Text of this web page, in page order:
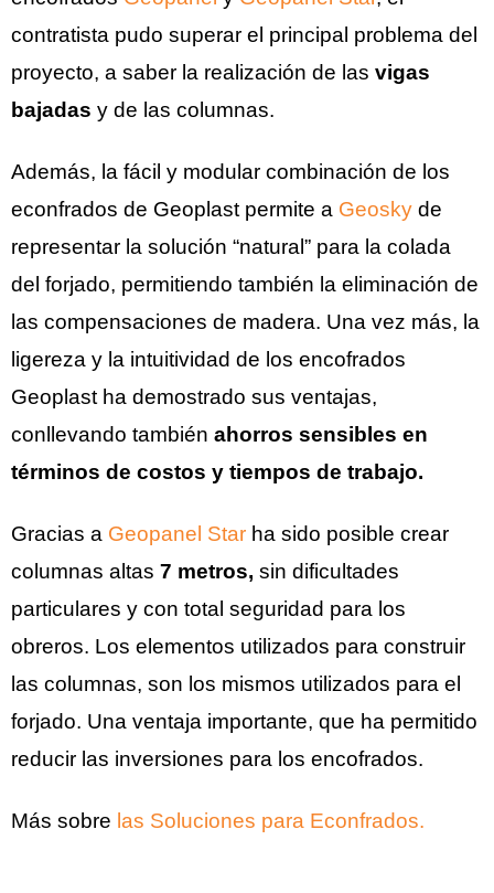
contratista pudo superar el principal problema del
proyecto, a saber la realización de las vigas
bajadas y de las columnas.
Además, la fácil y modular combinación de los
econfrados de Geoplast permite a Geosky de
representar la solución “natural” para la colada
del forjado, permitiendo también la eliminación de
las compensaciones de madera. Una vez más, la
ligereza y la intuitividad de los encofrados
Geoplast ha demostrado sus ventajas,
conllevando también ahorros sensibles en
términos de costos y tiempos de trabajo.
Gracias a Geopanel Star ha sido posible crear
columnas altas 7 metros, sin dificultades
particulares y con total seguridad para los
obreros. Los elementos utilizados para construir
las columnas, son los mismos utilizados para el
forjado. Una ventaja importante, que ha permitido
reducir las inversiones para los encofrados.
Más sobre las Soluciones para Econfrados.